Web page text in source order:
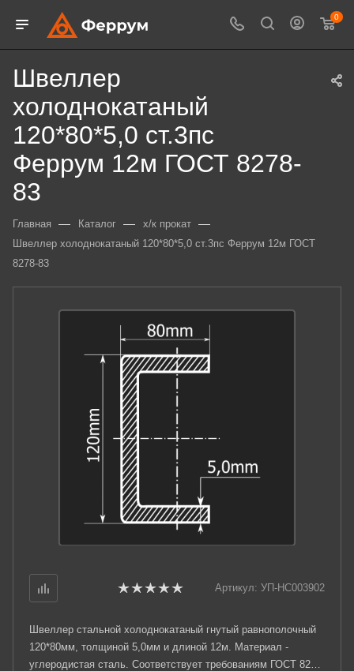
0
Швеллер
холоднокатаный
120*80*5,0 ст.3пс
Феррум 12м ГОСТ 8278-
83
Главная — Каталог — х/к прокат —
Швеллер холоднокатаный 120*80*5,0 ст.3пс Феррум 12м ГОСТ
8278-83
Артикул: УП-НС003902
Швеллер стальной холоднокатаный гнутый равнополочный
120*80мм, толщиной 5,0мм и длиной 12м. Материал -
углеродистая сталь. Соответствует требованиям ГОСТ 8278-